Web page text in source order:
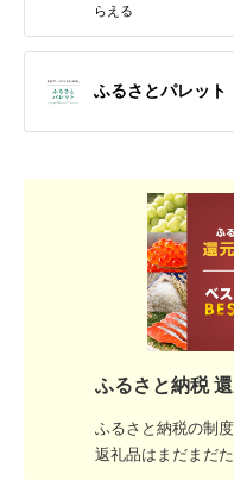
らえる
ふるさとパレット
ふるさと納税
ふるさと納税の制
返礼品はまだまだ